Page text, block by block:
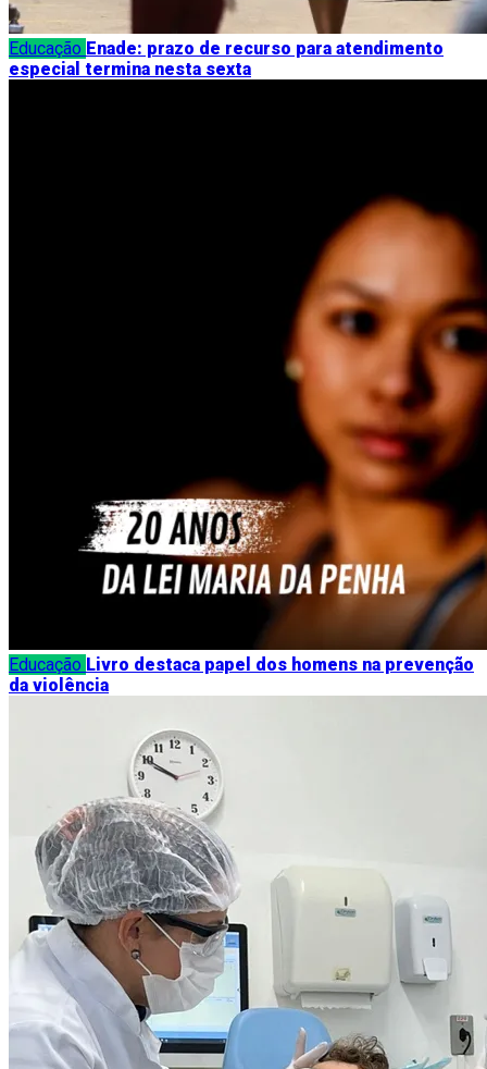
Educação Enade: prazo de recurso para atendimento
especial termina nesta sexta
Educação Livro destaca papel dos homens na prevenção
da violência